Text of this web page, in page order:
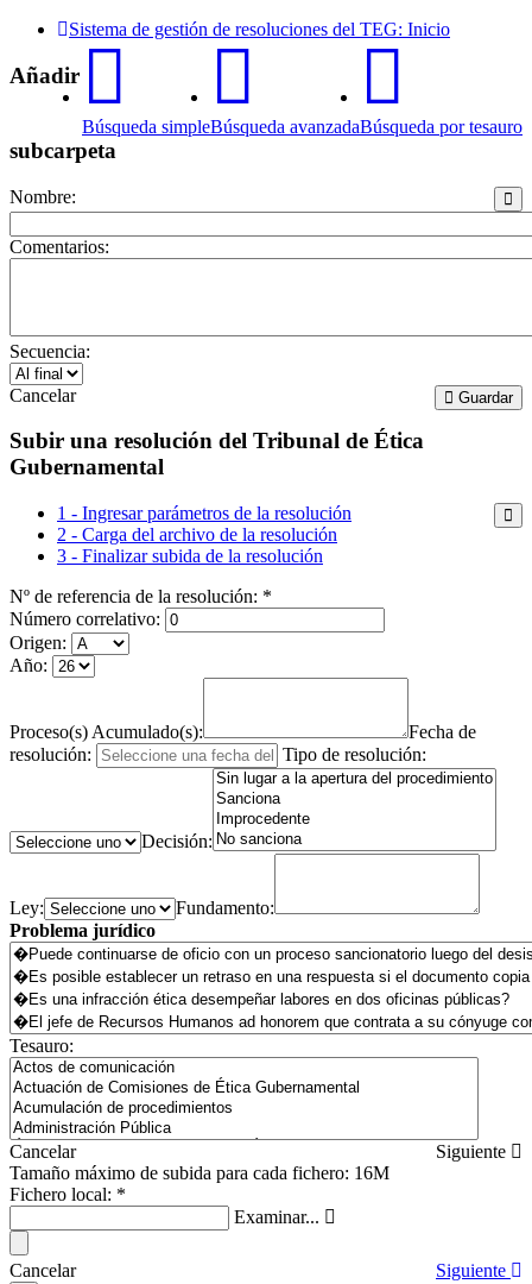
Sistema de gestión de resoluciones del TEG: Inicio
Búsqueda por tesauro
Búsqueda avanzada
Búsqueda simple
Añadir
subcarpeta
Nombre:
Comentarios:
Secuencia:
Cancelar Guardar
Subir una resolución del Tribunal de Ética
Gubernamental
1 - Ingresar parámetros de la resolución
2 - Carga del archivo de la resolución
3 - Finalizar subida de la resolución
Nº de referencia de la resolución: *
Número correlativo:
Origen:
Año:
Proceso(s) Acumulado(s):
Fecha de
resolución:
Tipo de resolución:
Decisión:
Ley:
Fundamento:
Problema jurídico
Tesauro:
Cancelar
Siguiente
Tamaño máximo de subida para cada fichero: 16M
Fichero local: *
Examinar...
Cancelar Siguiente